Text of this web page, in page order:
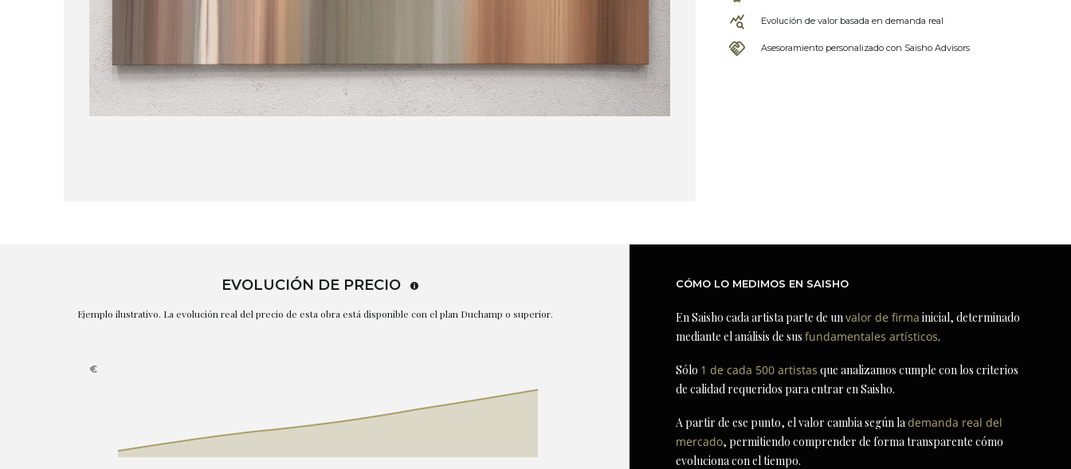
Evolución de valor basada en demanda real
Asesoramiento personalizado con Saisho Advisors
EVOLUCIÓN DE PRECIO
Ejemplo ilustrativo. La evolución real del precio de esta obra está disponible con el plan Duchamp o superior.
CÓMO LO MEDIMOS EN SAISHO
En Saisho cada artista parte de unvalor de firma inicial, determinado
mediante el análisis de susfundamentales artísticos.
Sólo 1 de cada 500 artistas que analizamos cumple con los criterios
de calidad requeridos para entrar en Saisho.
A partir de ese punto, el valor cambia según lademanda real del
mercado, permitiendo comprender de forma transparente cómo
evoluciona con el tiempo.